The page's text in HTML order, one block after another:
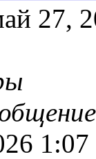
27,
1:07